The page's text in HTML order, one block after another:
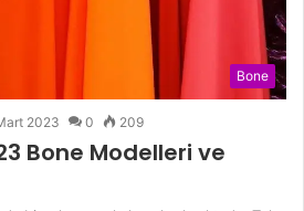
Bone
2023 0 209
Bone Modelleri ve